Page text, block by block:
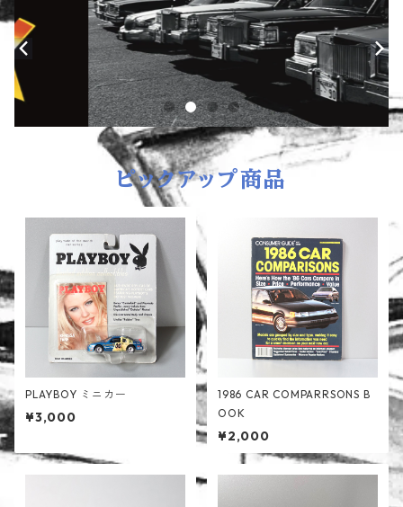
ピックアップ商品
PLAYBOY ミニカー
¥3,000
1986 CAR COMPARRSONS B
OOK
¥2,000